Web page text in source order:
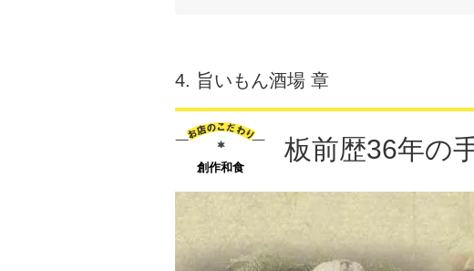
4. 旨いもん酒場 章
創作和食
板前歴36年の